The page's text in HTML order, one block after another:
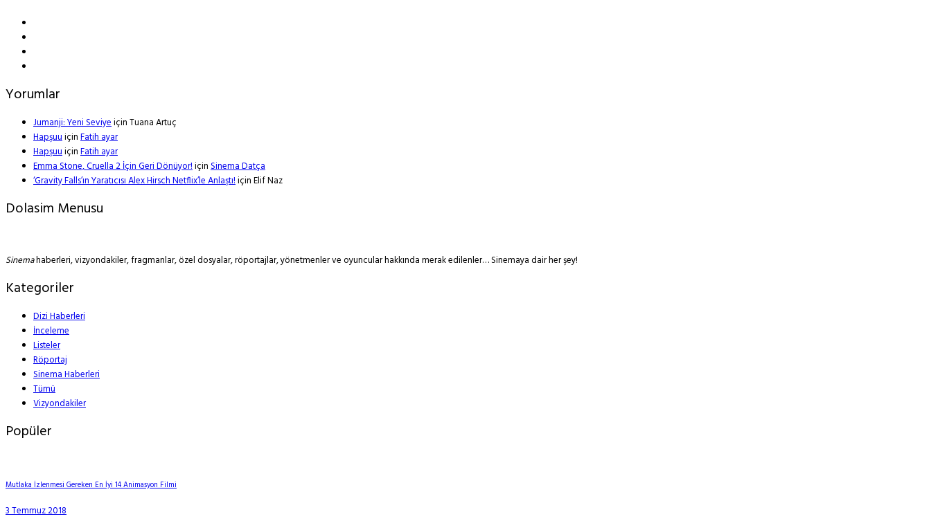
Yorumlar
Jumanji: Yeni SeviyeiçinTuana Artuç
HapşuuiçinFatih ayar
HapşuuiçinFatih ayar
Emma Stone, Cruella 2 İçin Geri Dönüyor!içinSinema Datça
‘Gravity Falls’ın Yaratıcısı Alex Hirsch Netflix’le Anlaştı!içinElif Naz
Dolasim Menusu
Sinemahaberleri, vizyondakiler, fragmanlar, özel dosyalar, röportajlar, yönetmenler ve oyuncular hakkında merak edilenler… Sinemaya dair her şey!
Kategoriler
Dizi Haberleri
İnceleme
Listeler
Röportaj
Sinema Haberleri
Tümü
Vizyondakiler
Popüler
Mutlaka İzlenmesi Gereken En İyi 14 Animasyon Filmi
3 Temmuz 2018